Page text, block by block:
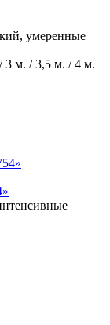
умеренные
3 м. / 3,5 м. / 4 м.